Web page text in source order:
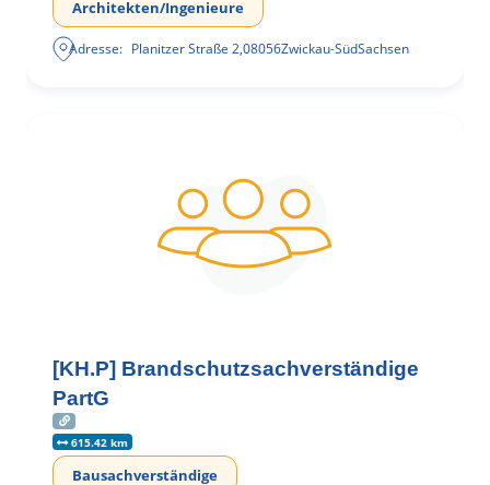
Architekten/Ingenieure
Adresse: Planitzer Straße 2,08056Zwickau-SüdSachsen
[KH.P] Brandschutzsachverständige
PartG
615.42 km
Bausachverständige